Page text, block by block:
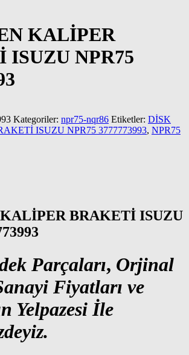
KALİPER
ISUZU NPR75
Kategoriler: npr75-nqr86 Etiketler: DİSK
ISUZU NPR75 3777773993, NPR75
BRAKETİ ISUZU
Parçaları, Orjinal
Fiyatları ve
Yelpazesi İle